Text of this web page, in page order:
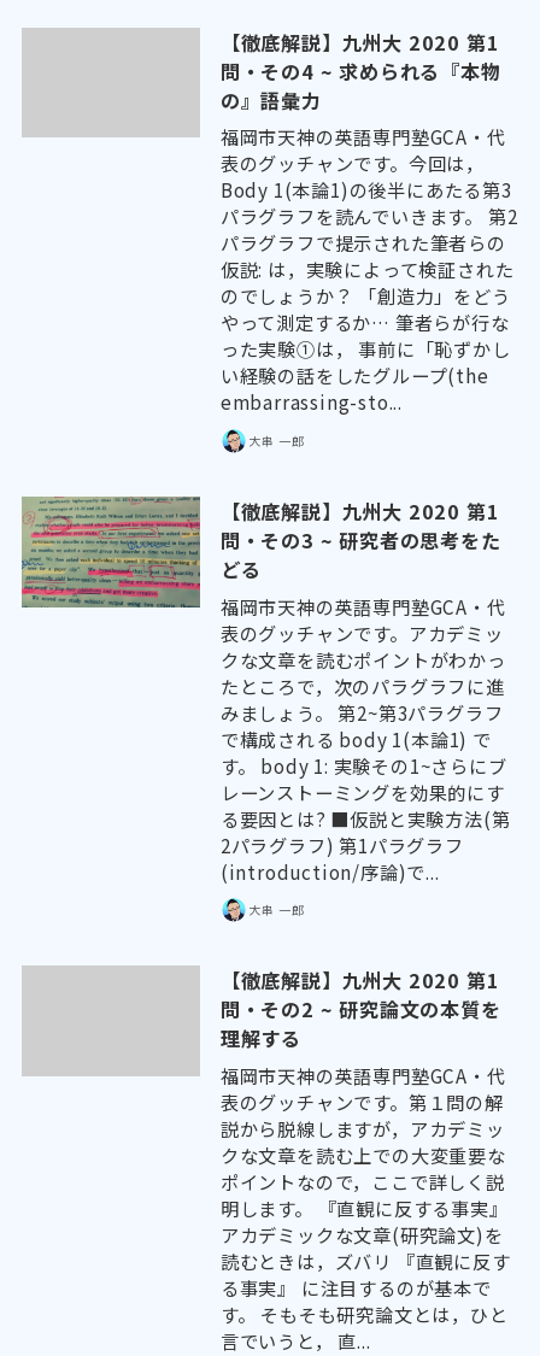
【徹底解説】九州大 2020 第1
問・その4 ~ 求められる『本物
の』語彙力
福岡市天神の英語専門塾GCA・代
表のグッチャンです。今回は，
Body 1(本論1)の後半にあたる第3
パラグラフを読んでいきます。 第2
パラグラフで提示された筆者らの
仮説: は，実験によって検証された
のでしょうか？ 「創造力」をどう
やって測定するか… 筆者らが行な
った実験①は， 事前に「恥ずかし
い経験の話をしたグループ(the
embarrassing-sto...
大串 一郎
【徹底解説】九州大 2020 第1
問・その3 ~ 研究者の思考をた
どる
福岡市天神の英語専門塾GCA・代
表のグッチャンです。アカデミッ
クな文章を読むポイントがわかっ
たところで，次のパラグラフに進
みましょう。 第2~第3パラグラフ
で構成される body 1(本論1) で
す。 body 1: 実験その1~さらにブ
レーンストーミングを効果的にす
る要因とは? ■仮説と実験方法(第
2パラグラフ) 第1パラグラフ
(introduction/序論)で...
大串 一郎
【徹底解説】九州大 2020 第1
問・その2 ~ 研究論文の本質を
理解する
福岡市天神の英語専門塾GCA・代
表のグッチャンです。第１問の解
説から脱線しますが，アカデミッ
クな文章を読む上での大変重要な
ポイントなので，ここで詳しく説
明します。 『直観に反する事実』
アカデミックな文章(研究論文)を
読むときは，ズバリ 『直観に反す
る事実』 に注目するのが基本で
す。 そもそも研究論文とは，ひと
言でいうと， 直...